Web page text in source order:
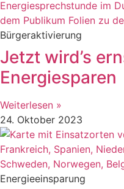
Bürgeraktivierung
Jetzt wird’s
Energiesparen
Weiterlesen »
24. Oktober 2023
Energieeinsparung